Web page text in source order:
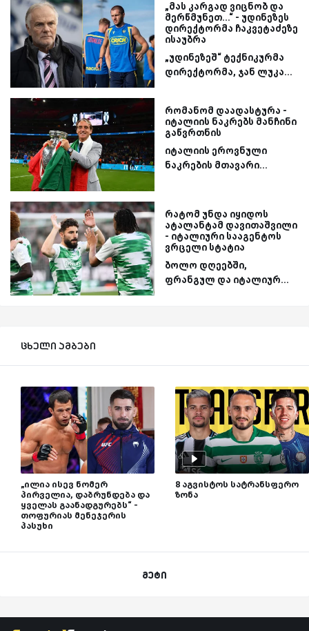
„მას კარგად ვიცნობ და
მერწმუნეთ...“ - უდინეზეს
დირექტორმა ჩაკვეტაძეზე
ისაუბრა
„უდინეზეშ“ ტექნიკურმა
დირექტორმა, ჯან ლუკა...
რომანომ დაადასტურა -
იტალიის ნაკრებს მანჩინი
გაწვრთნის
იტალიის ეროვნული
ნაკრების მთავარი...
რატომ უნდა იყიდოს
ატალანტამ დავითაშვილი
- იტალიური სააგენტოს
ვრცელი სტატია
ბოლო დღეებში,
ფრანგულ და იტალიურ...
ცხელი ამბები
„ილია ისევ ნომერ
პირველია, დაბრუნდება და
ყველას გაანადგურებს“ -
თოფურიას მენეჯერის
პასუხი
8 აგვისტოს სატრანსფერო
ზონა
მეტი